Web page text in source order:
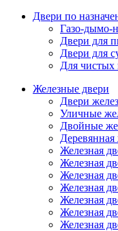
Двери по
Газо-дымо-
Двери для
Двери для
Для
Железные двери
Двери
Уличные
Двойные
Деревянная
Железная
Железная
Железная
Железная
Железная
Железная
Железная